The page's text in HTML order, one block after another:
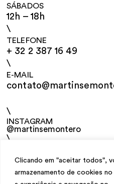
Clicando em "aceitar todos",
armazenamento de cookies
SÁBADOS
12h – 18h
\
TELEFONE
+ 32 2 387 16 49
\
E-MAIL
\
INSTAGRAM
@martinsemontero
\